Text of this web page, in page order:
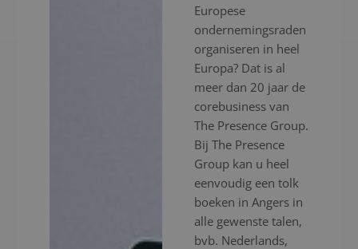
Europese
ondernemingsraden
organiseren in heel
Europa? Dat is al
meer dan 20 jaar de
corebusiness van
The Presence Group.
Bij The Presence
Group kan u heel
eenvoudig een tolk
boeken in Angers in
alle gewenste talen,
bvb. Nederlands,